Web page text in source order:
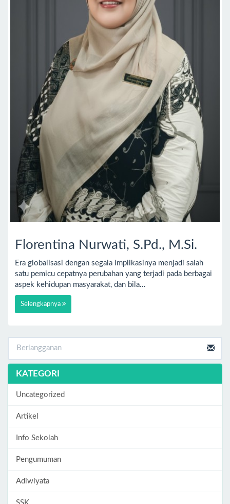
Florentina Nurwati, S.Pd., M.Si.
Era globalisasi dengan segala implikasinya menjadi salah
satu pemicu cepatnya perubahan yang terjadi pada berbagai
aspek kehidupan masyarakat, dan bila…
Selengkapnya
KATEGORI
Uncategorized
Artikel
Info Sekolah
Pengumuman
Adiwiyata